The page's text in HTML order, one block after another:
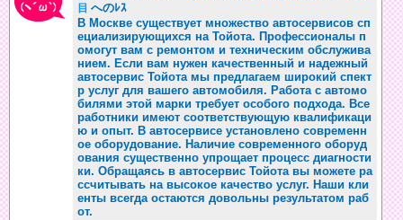
目 へのﾚｽ
В Москве существует множество автосервисов сп
ециализирующихся на Тойота. Профессионалы п
омогут вам с ремонтом и техническим обслужива
нием. Если вам нужен качественный и надежный
автосервис Тойота мы предлагаем широкий спект
р услуг для вашего автомобиля. Работа с автомо
билями этой марки требует особого подхода. Все
работники имеют соответствующую квалификаци
ю и опыт. В автосервисе установлено современн
ое оборудование. Наличие современного оборуд
ования существенно упрощает процесс диагности
ки. Обращаясь в автосервис Тойота вы можете ра
ссчитывать на высокое качество услуг. Наши кли
енты всегда остаются довольны результатом раб
от.